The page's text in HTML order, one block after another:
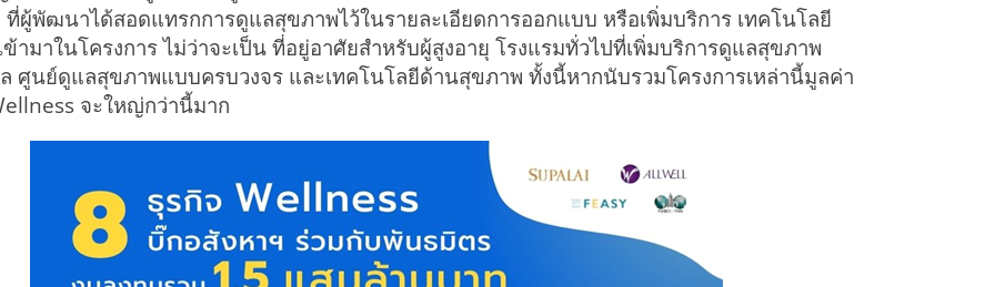
ผู้พัฒนาได้สอดแทรกการดูแลสุขภาพไว้ในรายละเอียดการออกแบบ หรือเพิ่มบริการ เทคโนโลยี
ามาในโครงการ ไม่ว่าจะเป็น ที่อยู่อาศัยสำหรับผู้สูงอายุ โรงแรมทั่วไปที่เพิ่มบริการดูแลสุขภาพ
ศูนย์ดูแลสุขภาพแบบครบวงจร และเทคโนโลยีด้านสุขภาพ ทั้งนี้หากนับรวมโครงการเหล่านี้มูลค่า
จะใหญ่กว่านี้มาก